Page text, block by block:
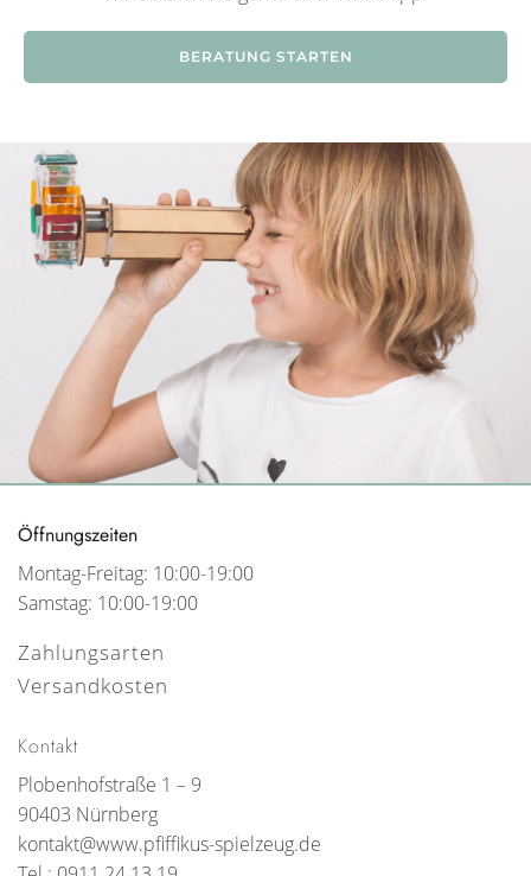
BERATUNG STARTEN
Öffnungszeiten
Montag-Freitag: 10:00-19:00
Samstag: 10:00-19:00
Zahlungsarten
Versandkosten
Kontakt
Plobenhofstraße 1 – 9
90403 Nürnberg
kontakt@www.pfiffikus-spielzeug.de